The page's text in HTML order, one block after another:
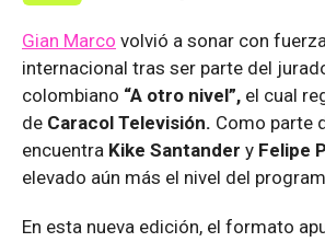
Gian Marco volvió a sonar con
internacional tras ser parte del
colombiano “A otro nivel”, el cual
de Caracol Televisión. Como parte
encuentra Kike Santander y Felipe
elevado aún más el nivel del
En esta nueva edición, el formato